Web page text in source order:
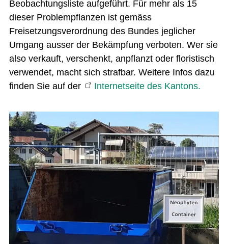
Beobachtungsliste aufgeführt. Für mehr als 15
dieser Problempflanzen ist gemäss
Freisetzungsverordnung des Bundes jeglicher
Umgang ausser der Bekämpfung verboten. Wer sie
also verkauft, verschenkt, anpflanzt oder floristisch
verwendet, macht sich strafbar. Weitere Infos dazu
finden Sie auf der
Internetseite des Kantons.